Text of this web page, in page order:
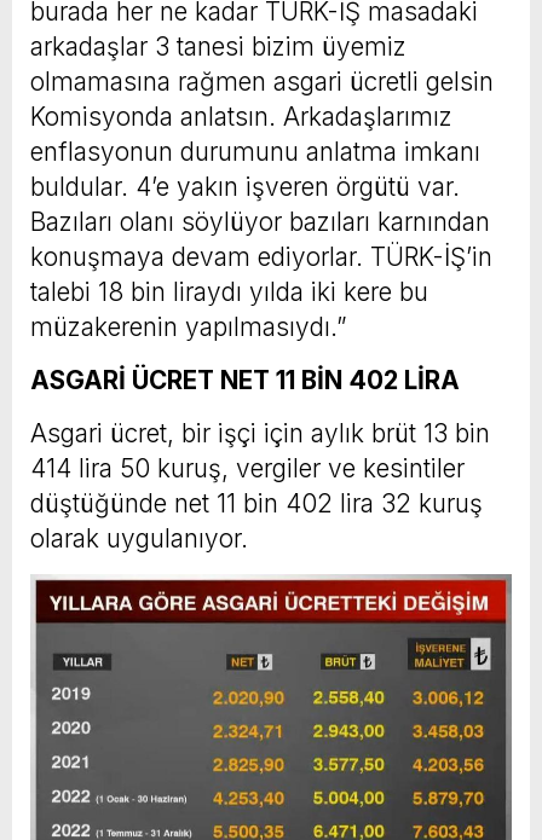
burada her ne kadar TÜRK-İŞ masadaki
arkadaşlar 3 tanesi bizim üyemiz
olmamasına rağmen asgari ücretli gelsin
Komisyonda anlatsın. Arkadaşlarımız
enflasyonun durumunu anlatma imkanı
buldular. 4’e yakın işveren örgütü var.
Bazıları olanı söylüyor bazıları karnından
konuşmaya devam ediyorlar. TÜRK-İŞ’in
talebi 18 bin liraydı yılda iki kere bu
müzakerenin yapılmasıydı.”
ASGARİ ÜCRET NET 11 BİN 402 LİRA
Asgari ücret, bir işçi için aylık brüt 13 bin
414 lira 50 kuruş, vergiler ve kesintiler
düştüğünde net 11 bin 402 lira 32 kuruş
olarak uygulanıyor.